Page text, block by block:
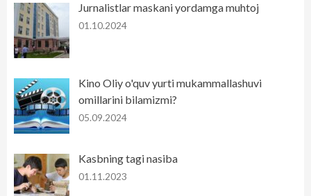
Jurnalistlar maskani yordamga muhtoj
01.10.2024
Kino Oliy o'quv yurti mukammallashuvi
omillarini bilamizmi?
05.09.2024
Kasbning tagi nasiba
01.11.2023